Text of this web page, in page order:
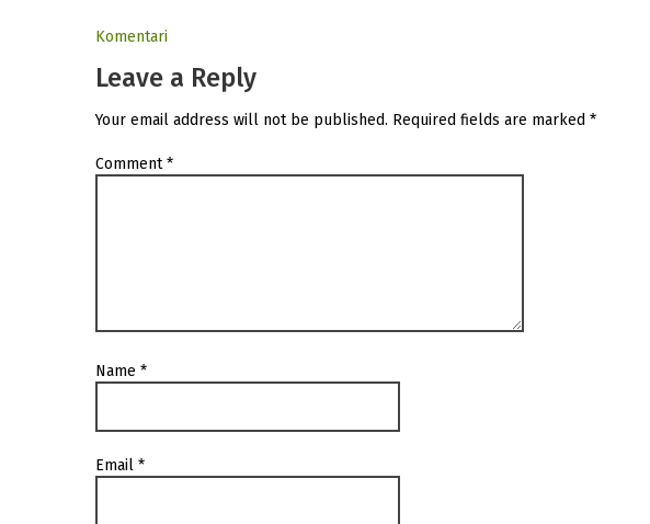
Komentari
Leave a Reply
Your email address will not be published. Required fields are marked *
Comment*
Name *
Email *